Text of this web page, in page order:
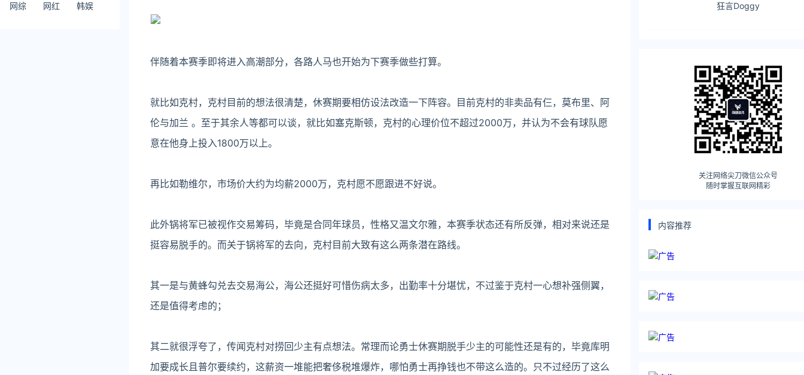
网综
网红 韩娱
伴随着本赛季即将进入高潮部分，各路人马也开始为下赛季做些打算。
就比如克村，克村目前的想法很清楚，休赛期要相仿设法改造一下阵容。目前克村的非卖品有仨，莫布里、阿
伦与加兰 。至于其余人等都可以谈，就比如塞克斯顿，克村的心理价位不超过2000万，并认为不会有球队愿
意在他身上投入1800万以上。
再比如勒维尔，市场价大约为均薪2000万，克村愿不愿跟进不好说。
此外锅将军已被视作交易筹码，毕竟是合同年球员，性格又温文尔雅，本赛季状态还有所反弹，相对来说还是
挺容易脱手的。而关于锅将军的去向，克村目前大致有这么两条潜在路线。
其一是与黄蜂勾兑去交易海公，海公还挺好可惜伤病太多，出勤率十分堪忧，不过鉴于克村一心想补强侧翼，
还是值得考虑的；
其二就很浮夸了，传闻克村对捞回少主有点想法。常理而论勇士休赛期脱手少主的可能性还是有的，毕竟库明
加要成长且普尔要续约，这薪资一堆能把奢侈税堆爆炸，哪怕勇士再挣钱也不带这么造的。只不过经历了这么
狂言Doggy
关注网络尖刀微信公众号
随时掌握互联网精彩
内容推荐